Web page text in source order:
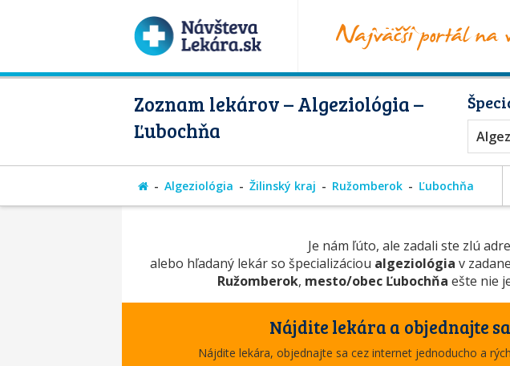
Zoznam lekárov – Algeziológia –
Ľubochňa
Algeziológia Žilinský kraj Ružomberok Ľubochňa
Je nám ľúto, ale zadali ste zlú
alebo hľadaný lekár so špecializáciou algeziológia v
Ružomberok, mesto/obec Ľubochňa ešte nie
Nájdite lekára a objednajte
Nájdite lekára, objednajte sa cez internet jednoducho a